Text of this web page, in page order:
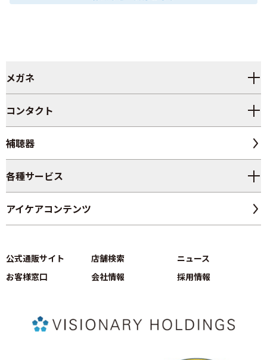
メガネ
コンタクト
補聴器
各種サービス
アイケアコンテンツ
公式通販サイト 店舗検索
ニュース
お客様窓口
会社情報 採用情報